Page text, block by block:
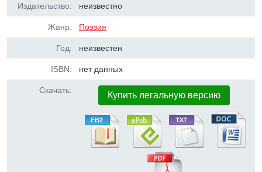
Издательство: неизвестно
Жанр: Поэзия
Год: неизвестен
ISBN: нет данных
Скачать: Купить легальную версию